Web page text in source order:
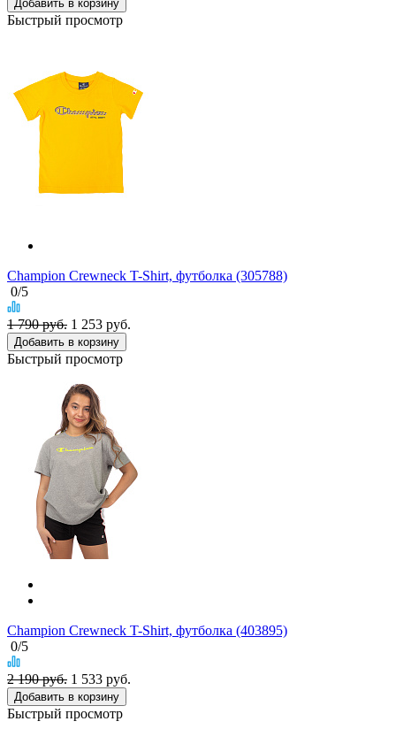
Добавить в корзину
Быстрый просмотр
Champion Crewneck T-Shirt, футболка (305788)
0/5
1 790 руб. 1 253 руб.
Добавить в корзину
Быстрый просмотр
Champion Crewneck T-Shirt, футболка (403895)
0/5
2 190 руб. 1 533 руб.
Добавить в корзину
Быстрый просмотр